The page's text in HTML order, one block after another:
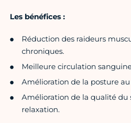
Les bénéfices :
Réduction des raideurs
chroniques.
Meilleure circulation
Amélioration de la posture
Amélioration de la qualité du
relaxation.